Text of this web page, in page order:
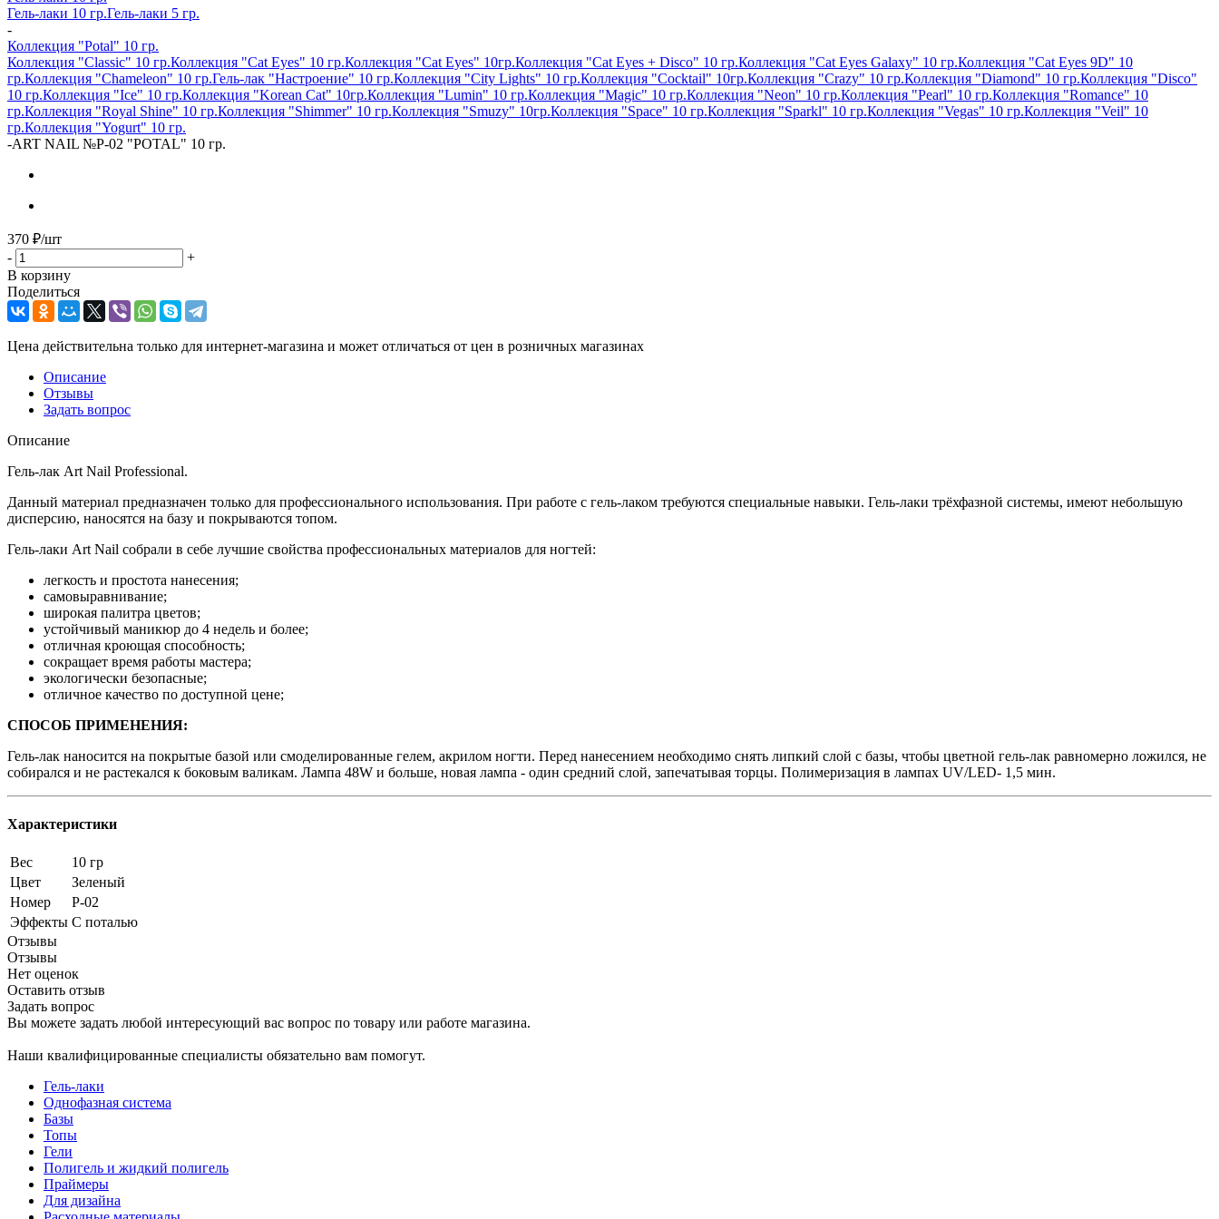
Гель-лаки 10 гр.Гель-лаки 5 гр.
-
Коллекция "Potal" 10 гр.
Коллекция "Classic" 10 гр.Коллекция "Cat Eyes" 10 гр.Коллекция "Cat Eyes" 10гр.Коллекция "Cat Eyes + Disco" 10 гр.Коллекция "Cat Eyes Galaxy" 10 гр.Коллекция "Cat Eyes 9D" 10
гр.Коллекция "Chameleon" 10 гр.Гель-лак "Настроение" 10 гр.Коллекция "City Lights" 10 гр.Коллекция "Cocktail" 10гр.Коллекция "Crazy" 10 гр.Коллекция "Diamond" 10 гр.Коллекция "Disco"
10 гр.Коллекция "Ice" 10 гр.Коллекция "Korean Cat" 10гр.Коллекция "Lumin" 10 гр.Коллекция "Magic" 10 гр.Коллекция "Neon" 10 гр.Коллекция "Pearl" 10 гр.Коллекция "Romance" 10
гр.Коллекция "Royal Shine" 10 гр.Коллекция "Shimmer" 10 гр.Коллекция "Smuzy" 10гр.Коллекция "Space" 10 гр.Коллекция "Sparkl" 10 гр.Коллекция "Vegas" 10 гр.Коллекция "Veil" 10
гр.Коллекция "Yogurt" 10 гр.
-ART NAIL №P-02 "POTAL" 10 гр.
370 ₽/шт
-
+
В корзину
Поделиться
Цена действительна только для интернет-магазина и может отличаться от цен в розничных магазинах
Описание
Отзывы
Задать вопрос
Описание
Гель-лак Art Nail Professional.
Данный материал предназначен только для профессионального использования. При работе с гель-лаком требуются специальные навыки. Гель-лаки трёхфазной системы, имеют небольшую
дисперсию, наносятся на базу и покрываются топом.
Гель-лаки Art Nail собрали в себе лучшие свойства профессиональных материалов для ногтей:
легкость и простота нанесения;
самовыравнивание;
широкая палитра цветов;
устойчивый маникюр до 4 недель и более;
отличная кроющая способность;
сокращает время работы мастера;
экологически безопасные;
отличное качество по доступной цене;
СПОСОБ ПРИМЕНЕНИЯ:
Гель-лак наносится на покрытые базой или смоделированные гелем, акрилом ногти. Перед нанесением необходимо снять липкий слой с базы, чтобы цветной гель-лак равномерно ложился, не
собирался и не растекался к боковым валикам. Лампа 48W и больше, новая лампа - один средний слой, запечатывая торцы. Полимеризация в лампах UV/LED- 1,5 мин.
Характеристики
Вес
10 гр
Цвет
Зеленый
Номер
P-02
Эффекты С поталью
Отзывы
Отзывы
Нет оценок
Оставить отзыв
Задать вопрос
Вы можете задать любой интересующий вас вопрос по товару или работе магазина.
Наши квалифицированные специалисты обязательно вам помогут.
Гель-лаки
Однофазная система
Базы
Топы
Гели
Полигель и жидкий полигель
Праймеры
Для дизайна